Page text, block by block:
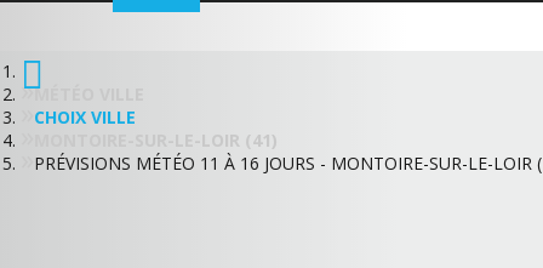
MÉTÉO VILLE
CHOIX VILLE
MONTOIRE-SUR-LE-LOIR (41)
PRÉVISIONS MÉTÉO 11 À 16 JOURS - MONTOIRE-SUR-LE-LOIR